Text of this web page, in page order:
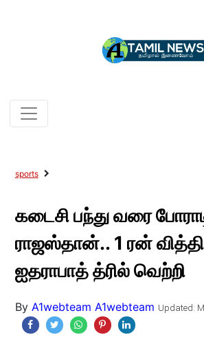
sports
கடைசி பந்து வரை
ராஜஸ்தான்.. 1 ரன்
ஐதராபாத் த்ரில் வெற்றி
By A1webteam A1webteam Updated: